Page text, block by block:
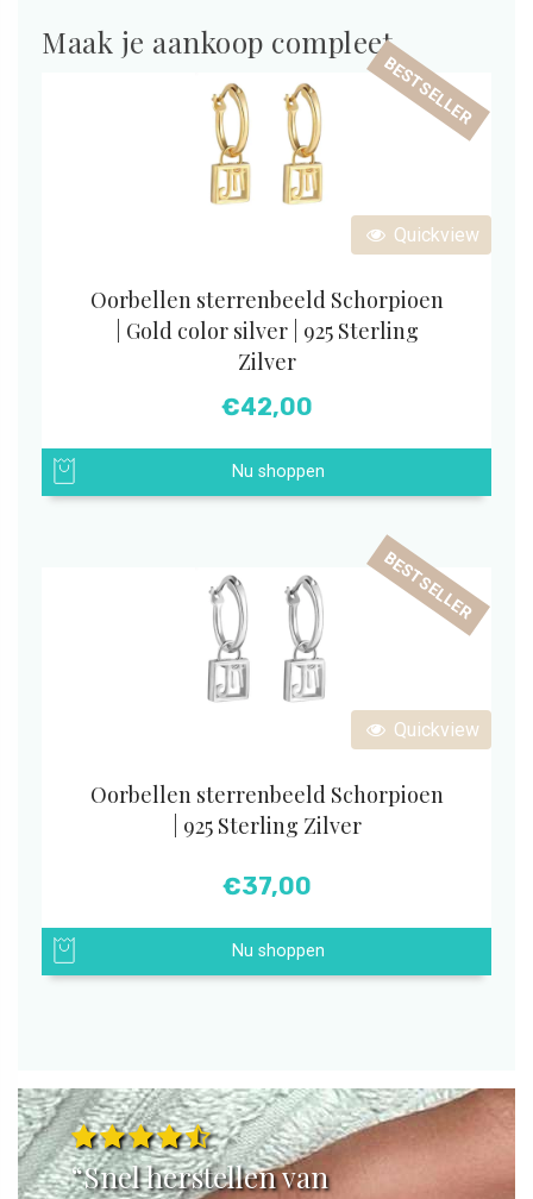
Maak je aankoop compleet
Quickview
BESTSELLER
Oorbellen sterrenbeeld Schorpioen
| Gold color silver | 925 Sterling
Zilver
€42,00
Nu shoppen
Quickview
BESTSELLER
Oorbellen sterrenbeeld Schorpioen
| 925 Sterling Zilver
€37,00
Nu shoppen
“Snel herstellen van